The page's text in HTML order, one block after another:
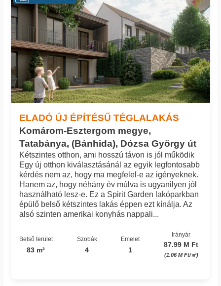
ELADÓ ÚJ ÉPÍTÉSŰ TÉGLALAKÁS
Komárom-Esztergom megye,
Tatabánya, (Bánhida), Dózsa György út
Kétszintes otthon, ami hosszú távon is jól működik
Egy új otthon kiválasztásánál az egyik legfontosabb
kérdés nem az, hogy ma megfelel-e az igényeknek.
Hanem az, hogy néhány év múlva is ugyanilyen jól
használható lesz-e. Ez a Spirit Garden lakóparkban
épülő belső kétszintes lakás éppen ezt kínálja. Az
alsó szinten amerikai konyhás nappali...
Belső terület
83 m²
Szobák
4
Emelet
1
Irányár
87.99 M Ft
(1.06 M Ft/㎡)